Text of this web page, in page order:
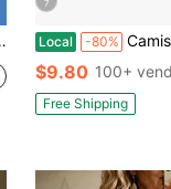
7
Local -80% Camiseta de mujer 100% algodón, Owens Sisters
$9.80 100+
Free Shipping